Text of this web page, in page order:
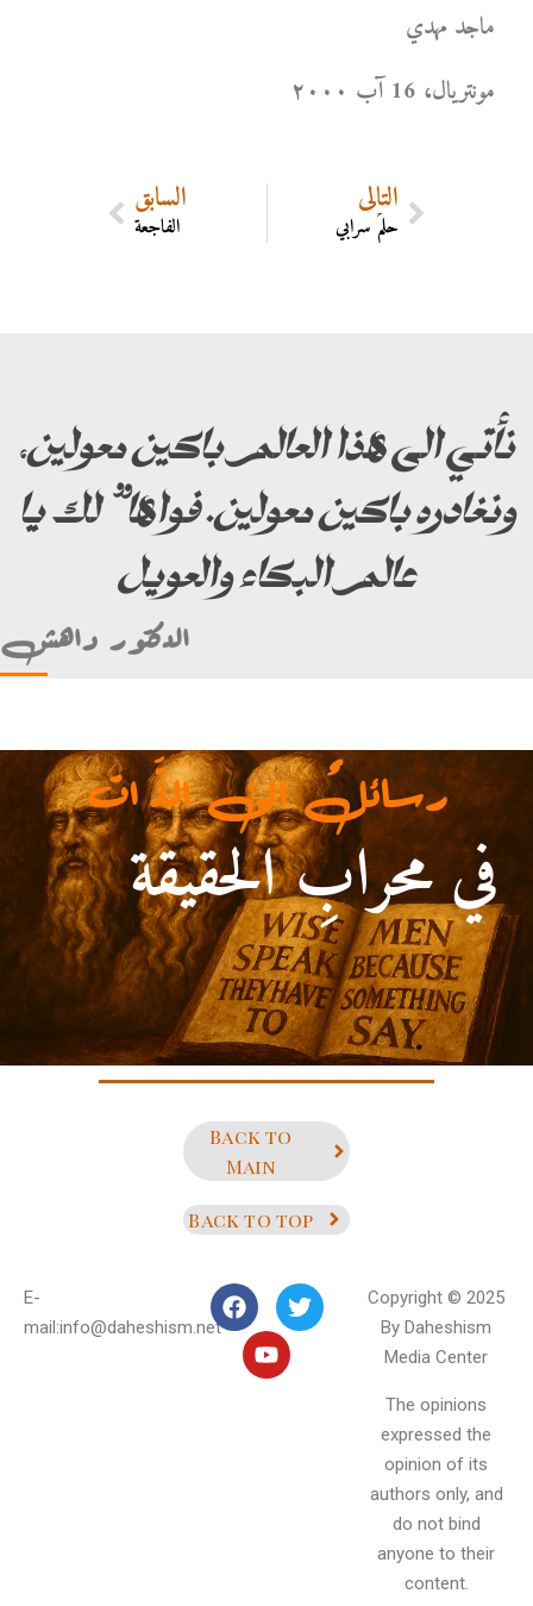
ماجد مهدي
مونتریال، 16 آب ۲۰۰۰
السابق
الفاجعة
التالي
حلمٌ سرابي
نأتي الى هذا العالم باكين معولين،
ونغادره باكين معولين. فواها” لك يا
عالم البكاء والعويل
الدكتور داهش
في محرابِ الحقيقة
علي بن أبي طالب)
رسائلٌ الى الذَّ ات
Back to
Main
Back to top
E-
mail:info@daheshism.net
Copyright © 2025
By Daheshism
Media Center
The opinions
expressed the
opinion of its
authors only, and
do not bind
anyone to their
content.